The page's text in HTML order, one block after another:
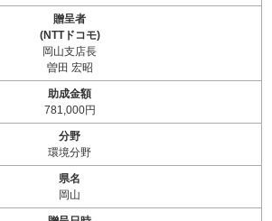
贈呈者
(NTTドコモ)
岡山支店長
曽田 宏昭
助成金額
781,000円
分野
環境分野
県名
岡山